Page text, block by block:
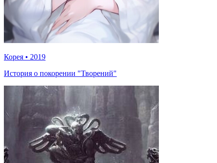
Корея • 2019
История о покорении "Творений"